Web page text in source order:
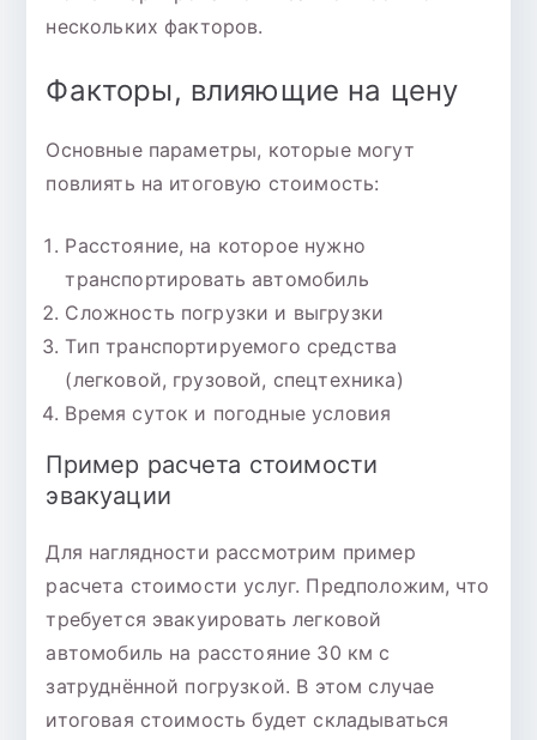
нескольких факторов.
Факторы, влияющие на цену
Основные параметры, которые могут
повлиять на итоговую стоимость:
Расстояние, на которое нужно
транспортировать автомобиль
Сложность погрузки и выгрузки
Тип транспортируемого средства
(легковой, грузовой, спецтехника)
Время суток и погодные условия
Пример расчета стоимости
эвакуации
Для наглядности рассмотрим пример
расчета стоимости услуг. Предположим, что
требуется эвакуировать легковой
автомобиль на расстояние 30 км с
затруднённой погрузкой. В этом случае
итоговая стоимость будет складываться